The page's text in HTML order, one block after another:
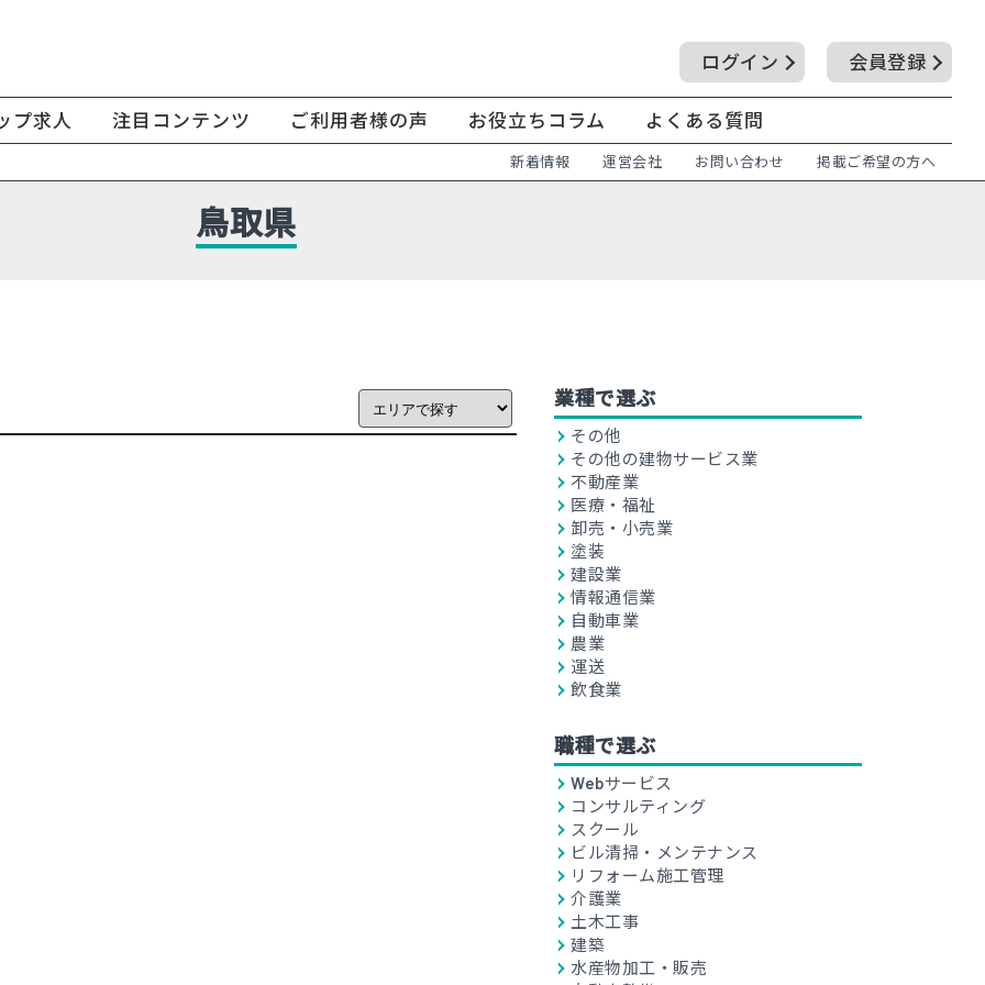
ログイン 会員登録
プ求人 注目コンテンツ ご利用者様の声 お役立ちコラム よくある質問
新着情報 運営会社 お問い合わせ 掲載ご希望の方へ
鳥取県
業種で選ぶ
その他
その他の建物サービス業
不動産業
医療・福祉
卸売・小売業
塗装
建設業
情報通信業
自動車業
農業
運送
飲食業
職種で選ぶ
Webサービス
コンサルティング
スクール
ビル清掃・メンテナンス
リフォーム施工管理
介護業
土木工事
建築
水産物加工・販売